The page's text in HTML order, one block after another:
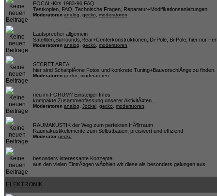
FOCAL-Kits 1983-96 FAQ
Testkopien, FAQ, Technische Fragen, Reparatur+Modifikationsanleitungen
Moderatoren analog gecko moderatoren
Lautsprecher allgemein
Satelliten,Surrounds,Rear+Centerkonstruktionen, Di-Pole, Bi-Pole, hier nur
Moderatoren analog gecko moderatoren
SECRET AREA
hier sind SchaltplÃ¤ne Fotos und konkrete Tuning+BauvorschlÃ¤ge zu
Moderatoren gecko moderatoren
neu im FORUM? Einsteiger Infos
kompakte Zusammenfassung unserer AktivitÃ¤ten...
Moderatoren analog Jockel gecko moderatoren
RAUMAKUSTIK der Weg zum perfekten HÃ¶rraum
Raumakustikelemente zum Selbstbauen, preiswert und effizient!
Moderator gecko
besonders interessante Konzepte
aus den vielen EintrÃ¤gen wÃ¤hlen wir diese als besonders gelungen aus
ELEKTRONIK